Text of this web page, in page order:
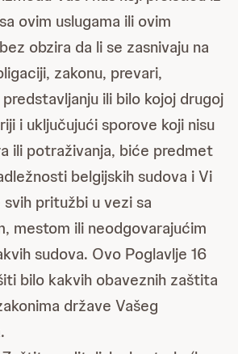
ovim uslugama ili ovim
obzira da li se zasnivaju na
zakonu, prevari,
ili bilo kojoj drugoj
i uključujući sporove koji nisu
ili potraživanja, biće predmet
belgijskih sudova i Vi
pritužbi u vezi sa
mestom ili neodgovarajućim
sudova. Ovo Poglavlje 16
bilo kakvih obaveznih zaštita
države Vašeg